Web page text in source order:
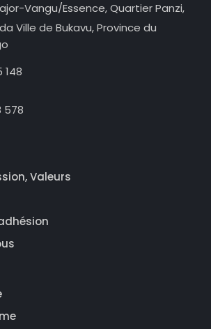
Vangu/Essence,Quartier Panzi,
Ville de Bukavu, Province du
148
Valeurs